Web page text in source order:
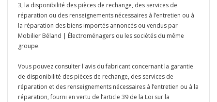
3, la disponibilité des pièces de rechange, des services de
réparation ou des renseignements nécessaires à l’entretien ou à
la réparation des biens importés annoncés ou vendus par
Mobilier Béland | Électroménagers ou les sociétés du même
groupe.
Vous pouvez consulter l'avis du fabricant concernant la garantie
de disponibilité des pièces de rechange, des services de
réparation et des renseignements nécessaires à l’entretien ou à la
réparation, fourni en vertu de l’article 39 de la Loi sur la